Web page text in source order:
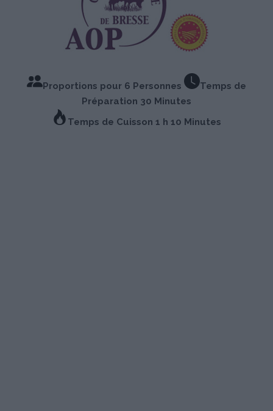
Proportions pour 6 Personnes
Temps de
Préparation 30 Minutes
Temps de Cuisson 1 h 10 Minutes